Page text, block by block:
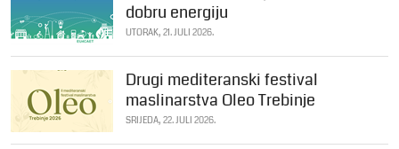
dobru energiju
UTORAK, 21. JULI 2026.
Drugi mediteranski festival
maslinarstva Oleo Trebinje
SRIJEDA, 22. JULI 2026.